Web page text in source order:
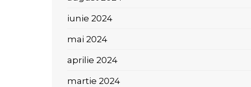
iunie 2024
mai 2024
aprilie 2024
martie 2024